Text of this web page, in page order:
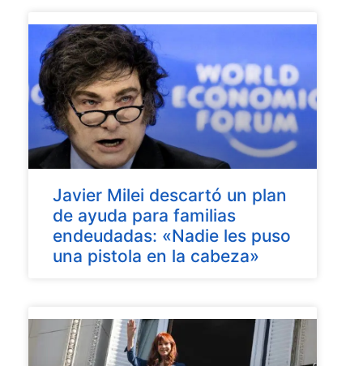
Javier Milei descartó un plan
de ayuda para familias
endeudadas: «Nadie les puso
una pistola en la cabeza»